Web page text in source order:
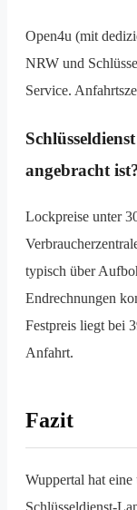
Open4u (mit
NRW und
Service.
angebracht
Lockpreise unter
typisch über
Endrechnungen
Festpreis liegt bei
Anfahrt.
Fazit
Wuppertal hat